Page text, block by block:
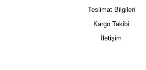
Teslimat Bilgileri
Kargo Takibi
İletişim